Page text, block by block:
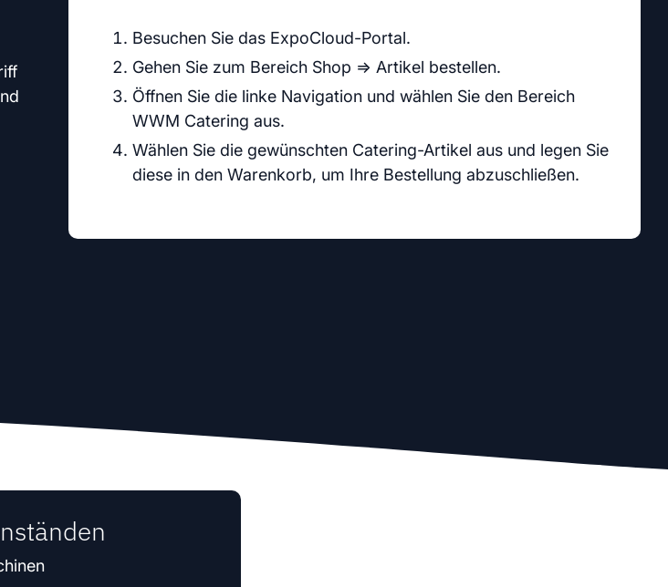
Besuchen Sie das ExpoCloud-Portal.
Gehen Sie zum Bereich Shop ⇒ Artikel bestellen.
Öffnen Sie die linke Navigation und wählen Sie den Bereich
WWM Catering aus.
Wählen Sie die gewünschten Catering-Artikel aus und legen Sie
diese in den Warenkorb, um Ihre Bestellung abzuschließen.